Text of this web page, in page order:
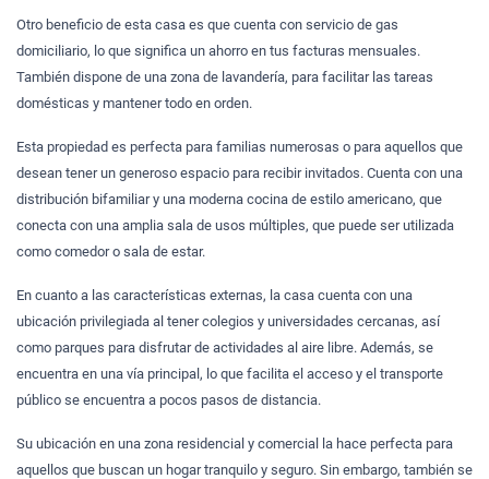
Otro beneficio de esta casa es que cuenta con servicio de gas
domiciliario, lo que significa un ahorro en tus facturas mensuales.
También dispone de una zona de lavandería, para facilitar las tareas
domésticas y mantener todo en orden.
Esta propiedad es perfecta para familias numerosas o para aquellos que
desean tener un generoso espacio para recibir invitados. Cuenta con una
distribución bifamiliar y una moderna cocina de estilo americano, que
conecta con una amplia sala de usos múltiples, que puede ser utilizada
como comedor o sala de estar.
En cuanto a las características externas, la casa cuenta con una
ubicación privilegiada al tener colegios y universidades cercanas, así
como parques para disfrutar de actividades al aire libre. Además, se
encuentra en una vía principal, lo que facilita el acceso y el transporte
público se encuentra a pocos pasos de distancia.
Su ubicación en una zona residencial y comercial la hace perfecta para
aquellos que buscan un hogar tranquilo y seguro. Sin embargo, también se